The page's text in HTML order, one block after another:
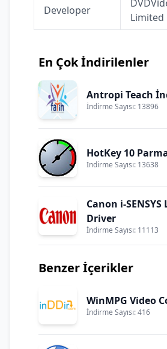
Developer
Limited
En Çok İndirilenler
Antropi Teach
İndirme Sayısı: 13896
HotKey 10
İndirme Sayısı: 13638
Canon i-SENSYS
Driver
İndirme Sayısı: 11113
Benzer İçerikler
WinMPG Video
İndirme Sayısı: 416